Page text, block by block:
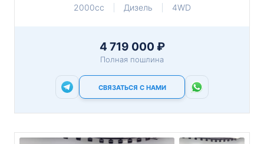
2000cc
Дизель 4WD
4 719 000 ₽
Полная пошлина
СВЯЗАТЬСЯ С НАМИ